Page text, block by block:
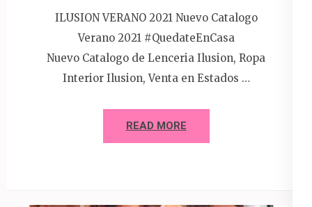
ILUSION VERANO 2021 Nuevo Catalogo
Verano 2021 #QuedateEnCasa
Nuevo Catalogo de Lenceria Ilusion, Ropa
Interior Ilusion, Venta en Estados …
READ MORE